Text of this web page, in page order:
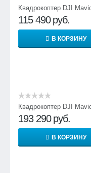
Квадрокоптер DJI
115 490 руб.
В КОРЗИНУ
Квадрокоптер DJI
193 290 руб.
В КОРЗИНУ